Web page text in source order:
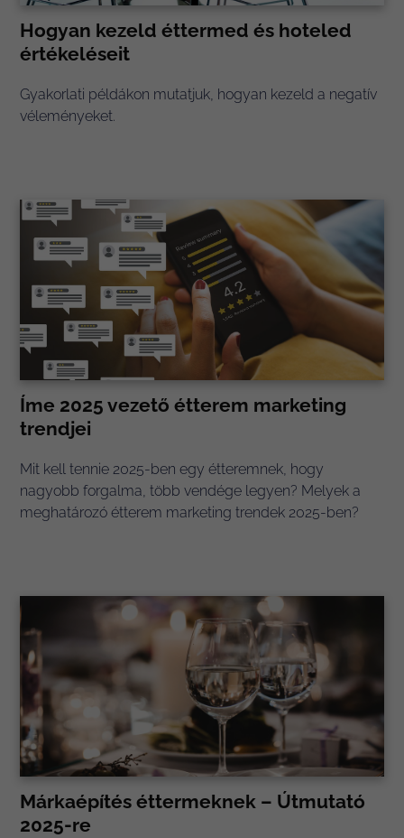
Hogyan kezeld éttermed és hoteled
értékeléseit
Gyakorlati példákon mutatjuk, hogyan kezeld a negatív
véleményeket.
Íme 2025 vezető étterem marketing
trendjei
Mit kell tennie 2025-ben egy étteremnek, hogy
nagyobb forgalma, több vendége legyen? Melyek a
meghatározó étterem marketing trendek 2025-ben?
Márkaépítés éttermeknek – Útmutató
2025-re